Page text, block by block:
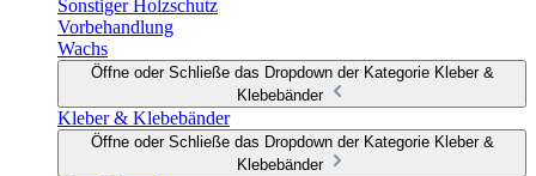
Sonstiger Holzschutz
Vorbehandlung
Wachs
Öffne oder Schließe das Dropdown der Kategorie Kleber &
Klebebänder
Kleber & Klebebänder
Öffne oder Schließe das Dropdown der Kategorie Kleber &
Klebebänder